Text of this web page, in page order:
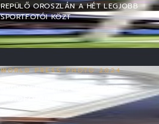
REPÜLŐ OROSZLÁN A HÉT LEGJOBB
SPORTFOTÓI KÖZT
WORLD PRESS PHOTO 2024
NAGYON ERŐS AZ ÉV LEGJOBB